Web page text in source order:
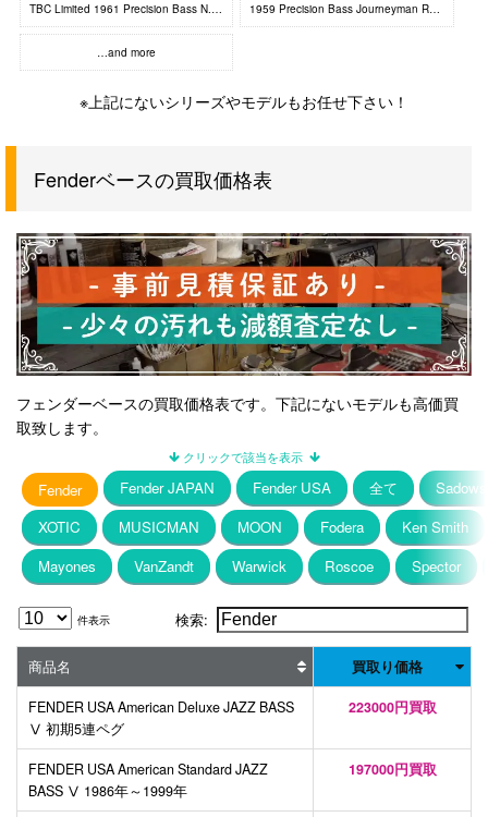
TBC Limited 1961 Precision Bass N.O.S. 1959 Precision Bass Journeyman Relic
…and more
※上記にないシリーズやモデルもお任せ下さい！
Fenderベースの買取価格表
フェンダーベースの買取価格表です。下記にないモデルも高価買
取致します。
Fender Fender JAPAN Fender USA 全て
XOTIC
MUSICMAN MOON Fodera
Ken Smith
Mayones
VanZandt Warwick Roscoe Spector
件表示 検索:
商品名 買取り価格
FENDER USA American Deluxe JAZZ BASS
Ⅴ 初期5連ペグ
223000円買取
FENDER USA American Standard JAZZ
BASS Ⅴ 1986年～1999年
197000円買取